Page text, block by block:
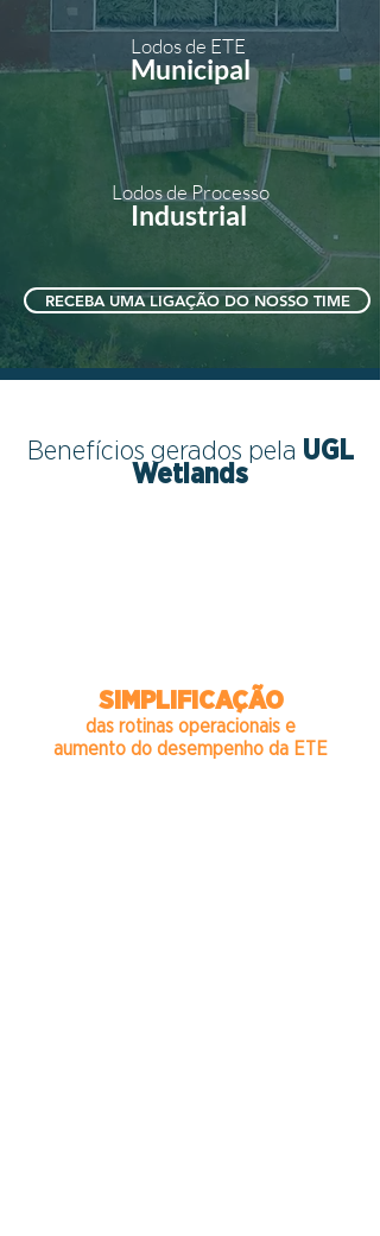
Lodos de ETE
Municipal
Lodos de Processo
Industrial
RECEBA UMA LIGAÇÃO DO NOSSO TIME
Benefícios gerados pela UGL
Wetlands
SIMPLIFICAÇÃO
das rotinas operacionais e
aumento do desempenho da ETE